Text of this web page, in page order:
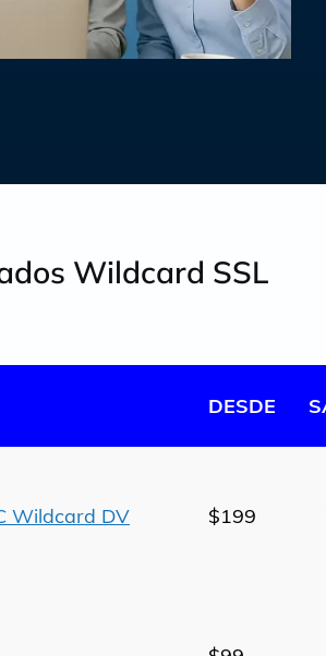
Wildcard SSL
DESDE
Wildcard DV $199